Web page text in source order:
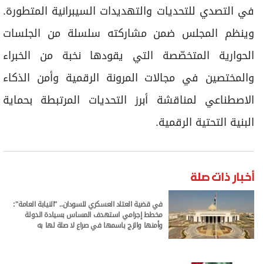
في التصدي للتحديات والتهديدات السيبرانية المتطورة.
وينظم المجلس ضمن مشاركته سلسلة من الجلسات
الحوارية المتخصّصة التي يقودها نخبة من الخبراء
والمختصين في مجالات المرونة الرقمية وأمن الذكاء
الاصطناعي لمناقشة أبرز التحديات المرتبطة بحماية
البنية التحتية الرقمية.
أخبار ذات صلة
في قضية العتاد العسكري للسودان.. "النيابة العامة":
مخطط إجرامي استهدف المساس بسيادة الدولة
وأمنها والزج باسمها في صراع لا صلة لها به